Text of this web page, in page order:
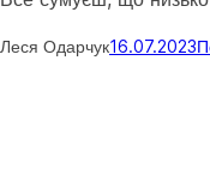
Леся Одарчук16.07.2023